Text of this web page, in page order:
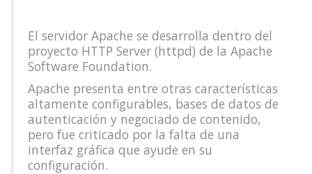
El servidor Apache se desarrolla dentro del
proyecto HTTP Server (httpd) de la Apache
Software Foundation.
Apache presenta entre otras características
altamente configurables, bases de datos de
autenticación y negociado de contenido,
pero fue criticado por la falta de una
interfaz gráfica que ayude en su
configuración.